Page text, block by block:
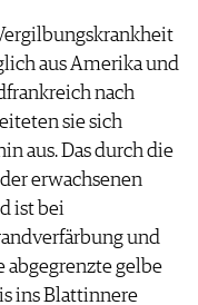
aus Amerika und
nach
sie sich
aus. Das durch die
erwachsenen
ist bei
und
abgegrenzte gelbe
ins Blattinnere